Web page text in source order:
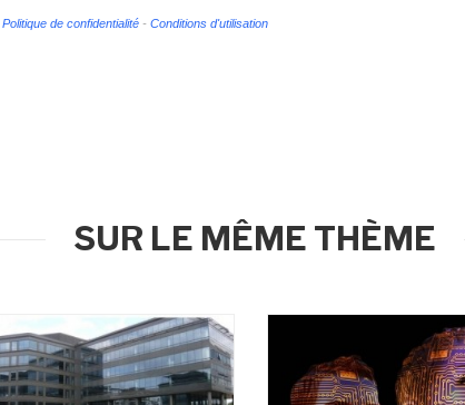
Politique de confidentialité - Conditions d'utilisation
SUR LE MÊME THÈME